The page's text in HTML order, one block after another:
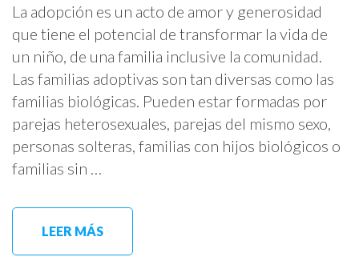
La adopción es un acto de amor y generosidad
que tiene el potencial de transformar la vida de
un niño, de una familia inclusive la comunidad.
Las familias adoptivas son tan diversas como las
familias biológicas. Pueden estar formadas por
parejas heterosexuales, parejas del mismo sexo,
personas solteras, familias con hijos biológicos o
familias sin …
LEER MÁS